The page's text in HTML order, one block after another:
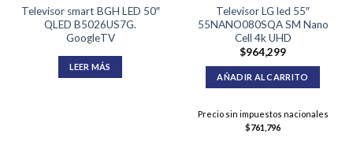
Televisor smart BGH LED 50″
QLED B5026US7G.
GoogleTV
LEER MÁS
Televisor LG led 55″
55NANO080SQA SM Nano
Cell 4k UHD
$964,299
AÑADIR AL CARRITO
Precio sin impuestos nacionales
$761,796